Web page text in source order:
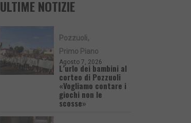
ULTIME NOTIZIE
Pozzuoli
Primo Piano
Agosto 7, 2026
L’urlo dei bambini al
corteo di Pozzuoli
«Vogliamo contare i
giochi non le
scosse»